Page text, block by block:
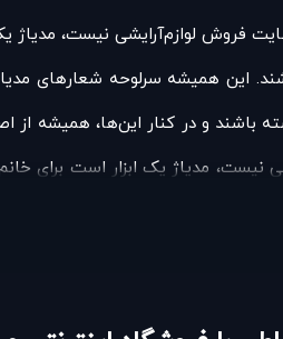
فروش لوازم‌آرایشی نیست، مدیاژ
این همیشه سرلوحه شعارهای
باشند و در کنار این‌ها، همیشه
نیست، مدیاژ یک ابزار است برای
شعارهای مدیاژ بوده و ما در این